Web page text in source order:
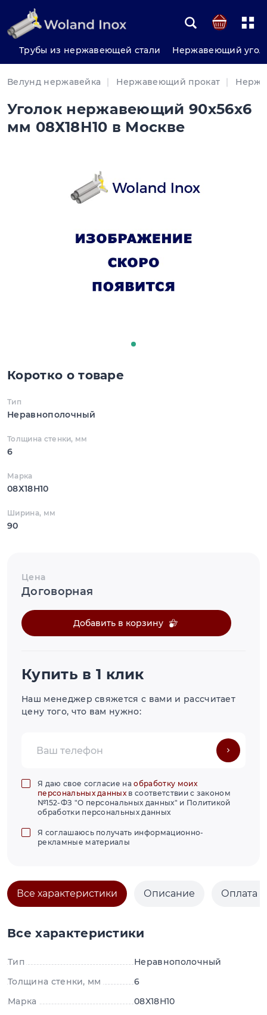
Трубы из нержавеющей стали Нержавеющий
Велунд нержавейка Нержавеющий прокат
Уголок нержавеющий 90х56х6
мм 08Х18Н10 в Москве
Коротко о товаре
Тип
Неравнополочный
Толщина стенки, мм
6
Марка
08Х18Н10
Ширина, мм
90
Цена
Договорная
Добавить в корзину
Купить в 1 клик
Наш менеджер свяжется с вами и рассчитает
цену того, что вам нужно:
Я даю свое согласие наобработку моих
персональных данныхв соответствии с законом
№152-ФЗ "О персональных данных" и Политикой
обработки персональных данных
Я соглашаюсь получать информационно-
рекламные материалы
Все характеристики Описание Оплата
Все характеристики
Тип
Неравнополочный
Толщина стенки, мм
6
Марка
08Х18Н10